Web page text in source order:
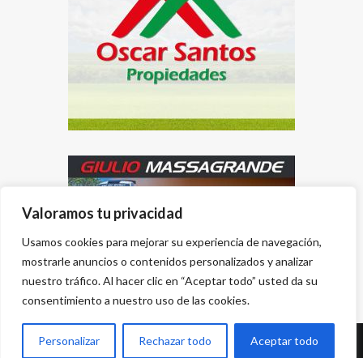
Valoramos tu privacidad
Usamos cookies para mejorar su experiencia de navegación,
mostrarle anuncios o contenidos personalizados y analizar
nuestro tráfico. Al hacer clic en “Aceptar todo” usted da su
consentimiento a nuestro uso de las cookies.
Personalizar Rechazar todo Aceptar todo
Desarrollado por